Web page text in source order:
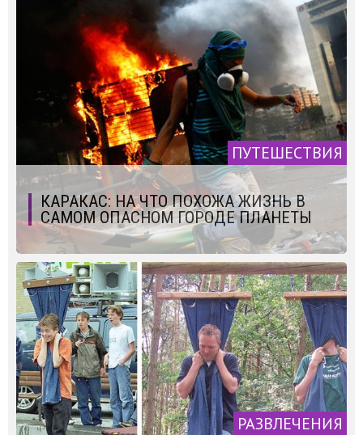
ПУТЕШЕСТВИЯ
КАРАКАС: НА ЧТО ПОХОЖА ЖИЗНЬ В
САМОМ ОПАСНОМ ГОРОДЕ ПЛАНЕТЫ
РАЗВЛЕЧЕНИЯ